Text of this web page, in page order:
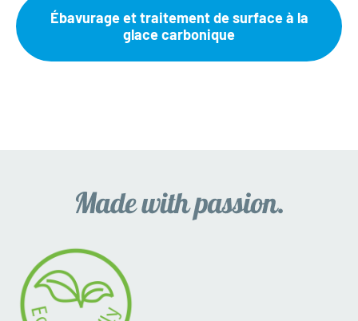
Ébavurage et traitement de surface à la
glace carbonique